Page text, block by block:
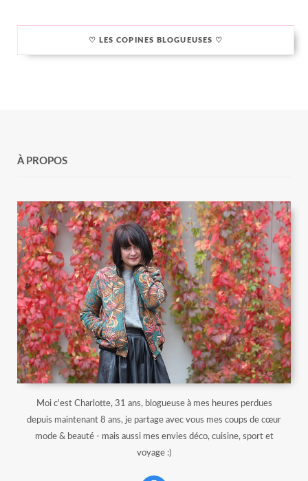
♡ LES COPINES BLOGUEUSES ♡
À PROPOS
Moi c'est Charlotte, 31 ans, blogueuse à mes heures perdues
depuis maintenant 8 ans, je partage avec vous mes coups de cœur
mode & beauté - mais aussi mes envies déco, cuisine, sport et
voyage :)